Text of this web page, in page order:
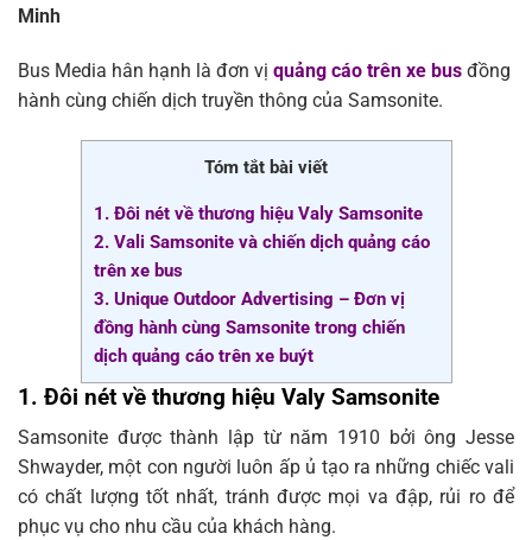
Minh
Bus Media hân hạnh là đơn vị quảng cáo trên xe bus đồng
hành cùng chiến dịch truyền thông của Samsonite.
Tóm tắt bài viết
1. Đôi nét về thương hiệu Valy Samsonite
2. Vali Samsonite và chiến dịch quảng cáo
trên xe bus
3. Unique Outdoor Advertising – Đơn vị
đồng hành cùng Samsonite trong chiến
dịch quảng cáo trên xe buýt
1. Đôi nét về thương hiệu Valy Samsonite
Samsonite được thành lập từ năm 1910 bởi ông Jesse
Shwayder, một con người luôn ấp ủ tạo ra những chiếc vali
có chất lượng tốt nhất, tránh được mọi va đập, rủi ro để
phục vụ cho nhu cầu của khách hàng.